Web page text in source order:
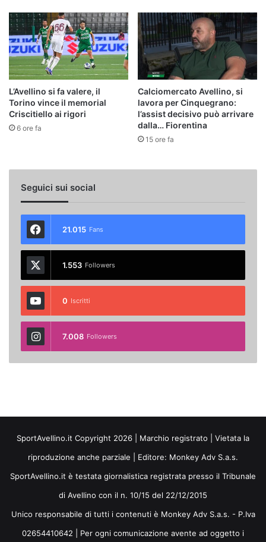
L’Avellino si fa valere, il
Torino vince il memorial
Criscitiello ai rigori
6 ore fa
Calciomercato Avellino, si
lavora per Cinquegrano:
l’assist decisivo può arrivare
dalla… Fiorentina
15 ore fa
Seguici sui social
21.015 Fans
1.553 Followers
0 Iscritti
7.008 Followers
SportAvellino.it Copyright 2026 | Marchio registrato | Vietata la
riproduzione anche parziale | Editore: Monkey Adv S.a.s.
SportAvellino.it è testata giornalistica registrata presso il Tribunale
di Avellino con il n. 10/15 del 22/12/2015
Unico responsabile di tutti i contenuti è Monkey Adv S.a.s. - P.Iva
02654410642 | Per ogni comunicazione avente ad oggetto i